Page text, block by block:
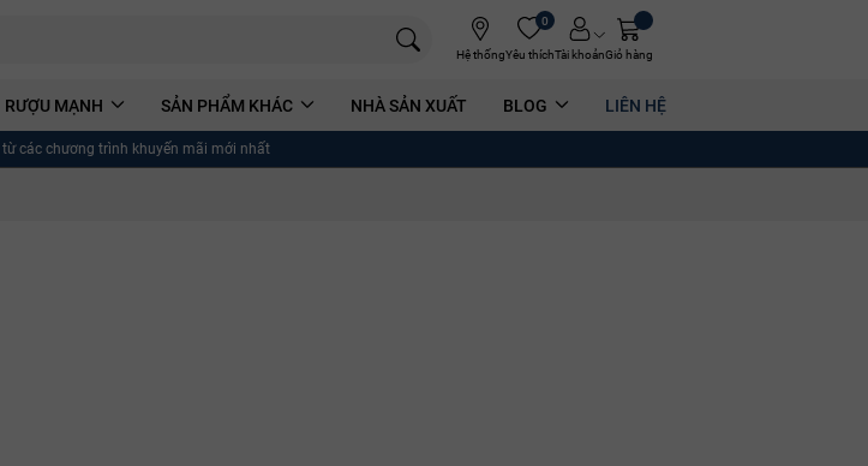
Hệ thống
0
Yêu thíchTài khoảnGiỏ hàng
RƯỢU MẠNH SẢN PHẨM KHÁC NHÀ SẢN XUẤT BLOG LIÊN HỆ
từ các chương trình khuyến mãi mới nhất